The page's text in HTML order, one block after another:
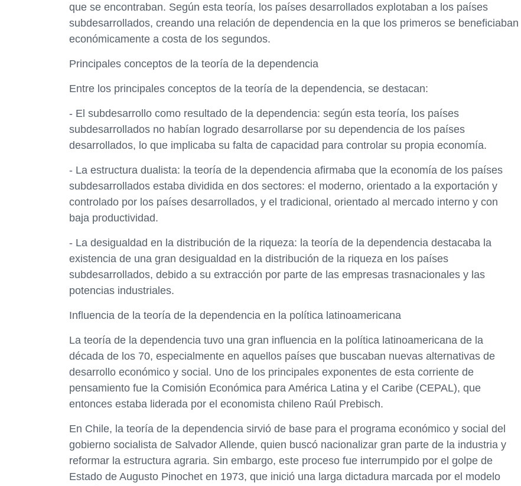
que se encontraban. Según esta teoría, los países desarrollados explotaban a los países
subdesarrollados, creando una relación de dependencia en la que los primeros se beneficiaban
económicamente a costa de los segundos.
Principales conceptos de la teoría de la dependencia
Entre los principales conceptos de la teoría de la dependencia, se destacan:
- El subdesarrollo como resultado de la dependencia: según esta teoría, los países
subdesarrollados no habían logrado desarrollarse por su dependencia de los países
desarrollados, lo que implicaba su falta de capacidad para controlar su propia economía.
- La estructura dualista: la teoría de la dependencia afirmaba que la economía de los países
subdesarrollados estaba dividida en dos sectores: el moderno, orientado a la exportación y
controlado por los países desarrollados, y el tradicional, orientado al mercado interno y con
baja productividad.
- La desigualdad en la distribución de la riqueza: la teoría de la dependencia destacaba la
existencia de una gran desigualdad en la distribución de la riqueza en los países
subdesarrollados, debido a su extracción por parte de las empresas trasnacionales y las
potencias industriales.
Influencia de la teoría de la dependencia en la política latinoamericana
La teoría de la dependencia tuvo una gran influencia en la política latinoamericana de la
década de los 70, especialmente en aquellos países que buscaban nuevas alternativas de
desarrollo económico y social. Uno de los principales exponentes de esta corriente de
pensamiento fue la Comisión Económica para América Latina y el Caribe (CEPAL), que
entonces estaba liderada por el economista chileno Raúl Prebisch.
En Chile, la teoría de la dependencia sirvió de base para el programa económico y social del
gobierno socialista de Salvador Allende, quien buscó nacionalizar gran parte de la industria y
reformar la estructura agraria. Sin embargo, este proceso fue interrumpido por el golpe de
Estado de Augusto Pinochet en 1973, que inició una larga dictadura marcada por el modelo